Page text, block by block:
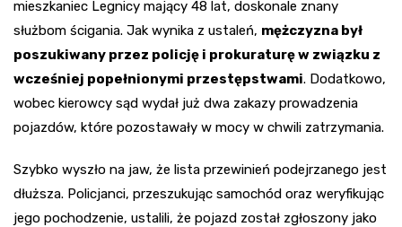
mieszkaniec Legnicy mający 48 lat, doskonale znany
służbom ścigania. Jak wynika z ustaleń, mężczyzna był
poszukiwany przez policję i prokuraturę w związku z
wcześniej popełnionymi przestępstwami. Dodatkowo,
wobec kierowcy sąd wydał już dwa zakazy prowadzenia
pojazdów, które pozostawały w mocy w chwili zatrzymania.
Szybko wyszło na jaw, że lista przewinień podejrzanego jest
dłuższa. Policjanci, przeszukując samochód oraz weryfikując
jego pochodzenie, ustalili, że pojazd został zgłoszony jako